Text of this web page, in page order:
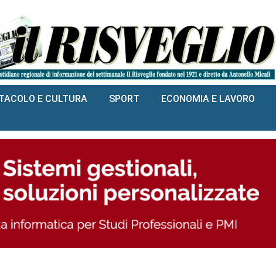
E CULTURA SPORT ECONOMIA E LAVORO